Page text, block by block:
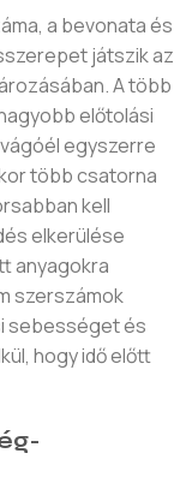
a bevonata és
játszik az
A több
előtolási
egyszerre
több csatorna
kell
elkerülése
anyagokra
szerszámok
sebességet és
hogy idő előtt